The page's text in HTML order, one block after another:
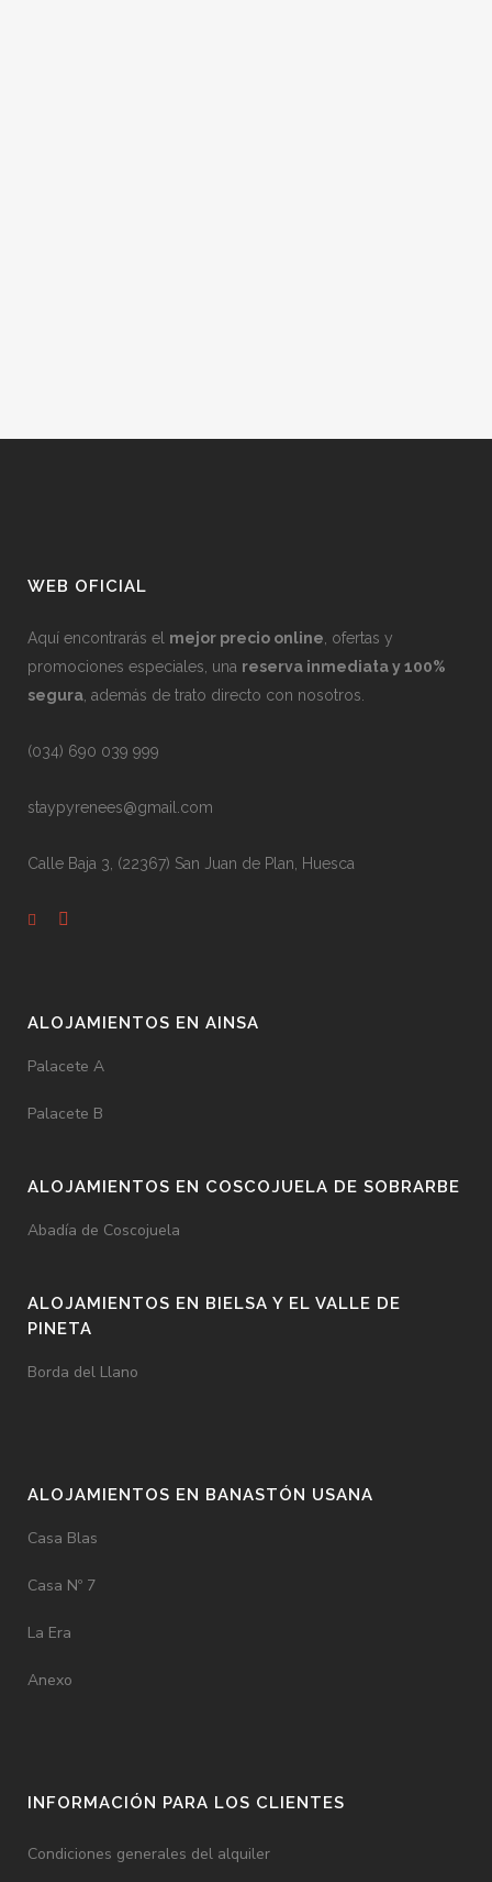
WEB OFICIAL
Aquí encontrarás el mejor precio online , ofertas y
promociones especiales, una reserva inmediata y 100%
segura , además de trato directo con nosotros.
(034) 690 039 999
staypyrenees@gmail.com
Calle Baja 3, (22367) San Juan de Plan, Huesca
ALOJAMIENTOS EN AINSA
Palacete A
Palacete B
ALOJAMIENTOS EN COSCOJUELA DE SOBRARBE
Abadía de Coscojuela
ALOJAMIENTOS EN BIELSA Y EL VALLE DE
PINETA
Borda del Llano
ALOJAMIENTOS EN BANASTÓN USANA
Casa Blas
Casa Nº 7
La Era
Anexo
INFORMACIÓN PARA LOS CLIENTES
Condiciones generales del alquiler